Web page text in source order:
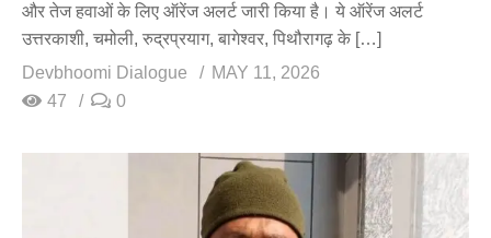
और तेज हवाओं के लिए ऑरेंज अलर्ट जारी किया है। ये ऑरेंज अलर्ट
उत्तरकाशी, चमोली, रुद्रप्रयाग, बागेश्वर, पिथौरागढ़ के […]
Devbhoomi Dialogue
MAY 11, 2026
47
0